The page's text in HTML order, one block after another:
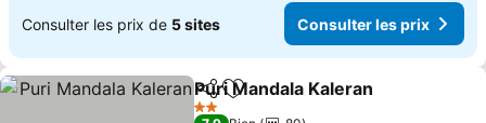
Consulter les prix de 5 sites Consulter les prix
PartagerAjouter à mes favoris
Puri Mandala Kaleran
2 Étoiles